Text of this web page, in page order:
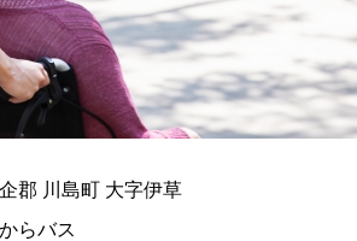
郡 川島町 大字伊草
らバス